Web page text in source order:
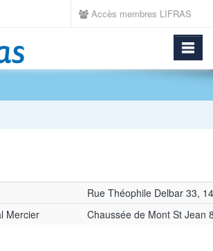
Accès membres LIFRAS
Rue Théophile Delbar 33,
Mercier
Chaussée de Mont St Jean